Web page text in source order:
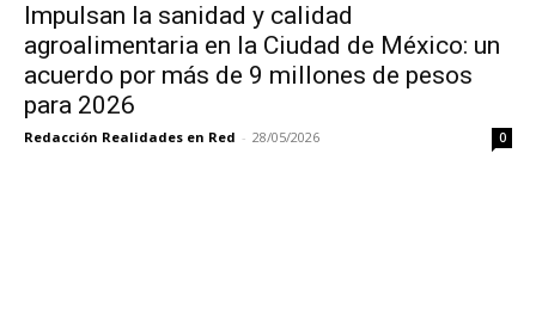
Impulsan la sanidad y calidad
agroalimentaria en la Ciudad de México: un
acuerdo por más de 9 millones de pesos
para 2026
Redacción Realidades en Red - 28/05/2026 0